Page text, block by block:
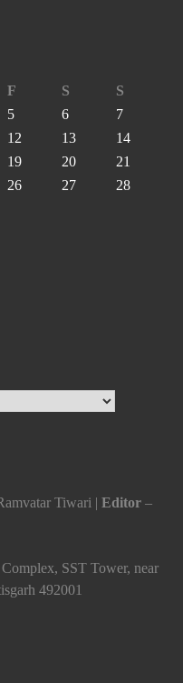
F S
S
5 6
7
12 13
14
19 20
21
26 27
28
Tiwari | Editor –
SST Tower, near
492001